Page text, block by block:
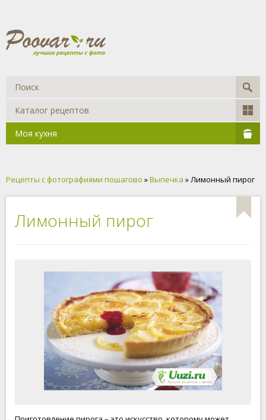
Каталог рецептов
Моя кухня
Рецепты с фотографиями пошагово »Выпечка » Лимонный пирог
Лимонный пирог